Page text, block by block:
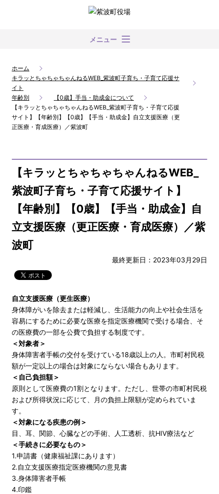
メニュー
ホーム
キラッとちゃちゃちゃんねるWEB_紫波町子育ち・子育て応援サ
イト
年齢別
【0歳】手当・助成金について
【キラッとちゃちゃちゃんねるWEB_紫波町子育ち・子育て応援
サイト】【年齢別】【0歳】【手当・助成金】自立支援医療（更
正医療・育成医療）／紫波町
【キラッとちゃちゃちゃんねるWEB_
紫波町子育ち・子育て応援サイト】
【年齢別】【0歳】【手当・助成金】自
立支援医療（更正医療・育成医療）／紫
波町
最終更新日：2023年03月29日
自立支援医療（更生医療）
身体障がいを除去または軽減し、生活能力の向上や社会生活を
容易にするために必要な医療を指定医療機関で受ける場合、そ
の医療費の一部を公費で負担する制度です。
＜対象者＞
身体障害者手帳の交付を受けている18歳以上の人。市町村民税
額が一定以上の場合は対象にならない場合もあります。
＜自己負担額＞
原則として医療費の1割となります。ただし、世帯の市町村民税
および所得状況に応じて、月の負担上限額が定められていま
す。
＜対象になる疾患の例＞
目、耳、関節、心臓などの手術、人工透析、抗HIV療法など
＜手続きに必要なもの＞
1.申請書（健康福祉課にあります）
2.自立支援医療指定医療機関の意見書
3.身体障害者手帳
4.印鑑